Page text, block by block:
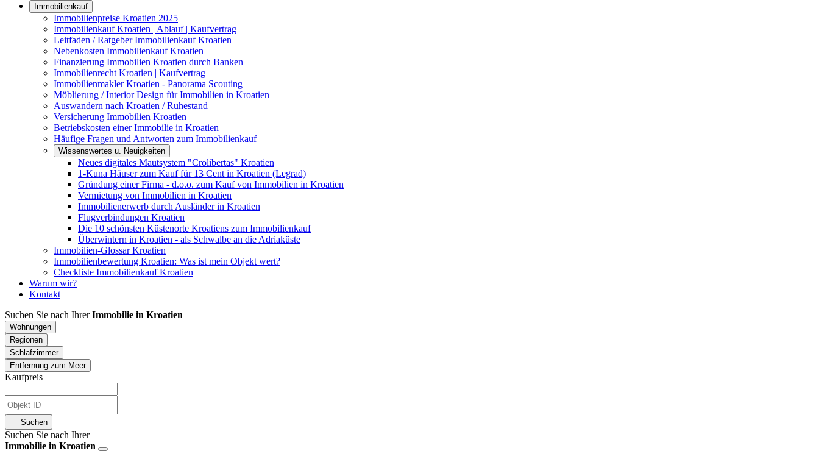
Immobilienkauf
Immobilienpreise Kroatien 2025
Immobilienkauf Kroatien | Ablauf | Kaufvertrag
Leitfaden / Ratgeber Immobilienkauf Kroatien
Nebenkosten Immobilienkauf Kroatien
Finanzierung Immobilien Kroatien durch Banken
Immobilienrecht Kroatien | Kaufvertrag
Immobilienmakler Kroatien - Panorama Scouting
Möblierung / Interior Design für Immobilien in Kroatien
Auswandern nach Kroatien / Ruhestand
Versicherung Immobilien Kroatien
Betriebskosten einer Immobilie in Kroatien
Häufige Fragen und Antworten zum Immobilienkauf
Wissenswertes u. Neuigkeiten
Neues digitales Mautsystem "Crolibertas" Kroatien
1-Kuna Häuser zum Kauf für 13 Cent in Kroatien (Legrad)
Gründung einer Firma - d.o.o. zum Kauf von Immobilien in Kroatien
Vermietung von Immobilien in Kroatien
Immobilienerwerb durch Ausländer in Kroatien
Flugverbindungen Kroatien
Die 10 schönsten Küstenorte Kroatiens zum Immobilienkauf
Überwintern in Kroatien - als Schwalbe an die Adriaküste
Immobilien-Glossar Kroatien
Immobilienbewertung Kroatien: Was ist mein Objekt wert?
Checkliste Immobilienkauf Kroatien
Warum wir?
Kontakt
Suchen Sie nach IhrerImmobilie in Kroatien
Wohnungen
Regionen
Schlafzimmer
Entfernung zum Meer
Kaufpreis
Suchen
Suchen Sie nach Ihrer
Immobilie in Kroatien